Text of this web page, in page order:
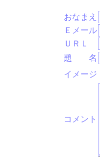
おなまえ
Ｅメール
ＵＲＬ
題 名
イメージ
コメント